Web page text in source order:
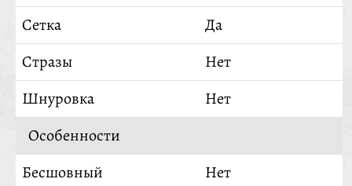
Сетка
Да
Стразы
Нет
Шнуровка
Нет
Особенности
Бесшовный
Нет